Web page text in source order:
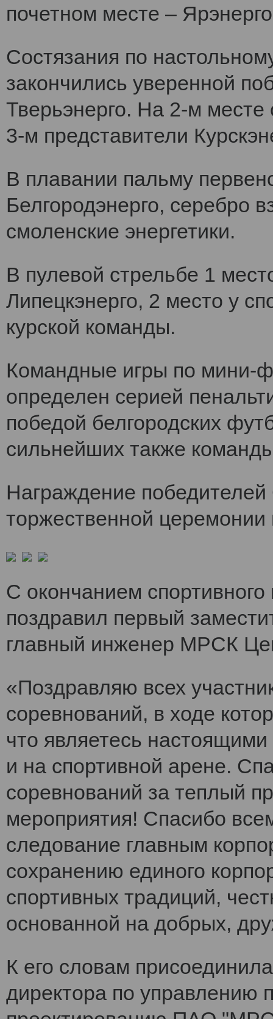
почетном месте –
Состязания по
закончились уверенной
Тверьэнерго. На 2-м
3-м представители
В плавании пальму
Белгородэнерго, серебро
смоленские энергетики.
В пулевой стрельбе 1
Липецкэнерго, 2 место у
курской команды.
Командные игры по мини-
определен серией
победой белгородских
сильнейших также
Награждение
торжественной
С окончанием
поздравил первый
главный инженер МРСК
«Поздравляю всех
соревнований, в ходе
что являетесь
и на спортивной арене.
соревнований за теплый
мероприятия! Спасибо
следование главным
сохранению единого
спортивных традиций,
основанной на добрых,
К его словам
директора по управлению